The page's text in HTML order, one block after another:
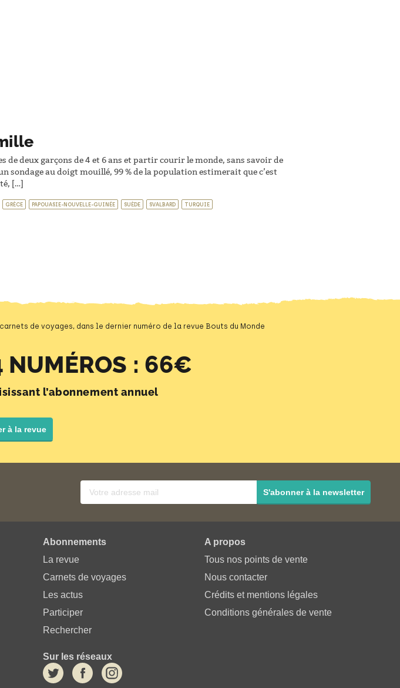
de deux garçons de 4 et 6 ans et partir courir le monde, sans savoir de
sondage au doigt mouillé, 99 % de la population estimerait que c’est
[…]
GRÈCE PAPOUASIE-NOUVELLE-GUINÉE SUÈDE SVALBARD TURQUIE
de voyages, dans le dernier numéro de la revue Bouts du Monde
NUMÉROS : 66€
l’abonnement annuel
à la revue
S'abonner à la newsletter
Abonnements
La revue
Carnets de voyages
Les actus
Participer
Rechercher
Sur les réseaux
A propos
Tous nos points de vente
Nous contacter
Crédits et mentions légales
Conditions générales de vente